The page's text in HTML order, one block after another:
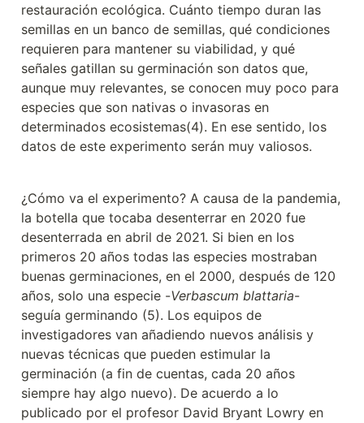
restauración ecológica. Cuánto tiempo duran las
semillas en un banco de semillas, qué condiciones
requieren para mantener su viabilidad, y qué
señales gatillan su germinación son datos que,
aunque muy relevantes, se conocen muy poco para
especies que son nativas o invasoras en
determinados ecosistemas(4). En ese sentido, los
datos de este experimento serán muy valiosos.
¿Cómo va el experimento? A causa de la pandemia,
la botella que tocaba desenterrar en 2020 fue
desenterrada en abril de 2021. Si bien en los
primeros 20 años todas las especies mostraban
buenas germinaciones, en el 2000, después de 120
años, solo una especie -Verbascum blattaria-
seguía germinando (5). Los equipos de
investigadores van añadiendo nuevos análisis y
nuevas técnicas que pueden estimular la
germinación (a fin de cuentas, cada 20 años
siempre hay algo nuevo). De acuerdo a lo
publicado por el profesor David Bryant Lowry en